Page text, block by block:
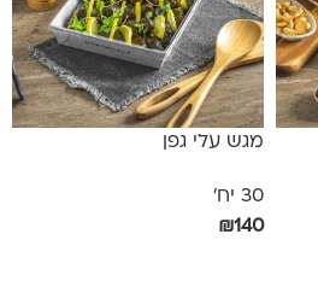
מגש עלי גפן
30 יח'
₪140